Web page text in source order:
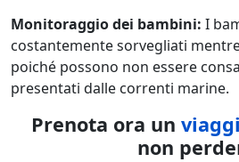
Monitoraggio dei bambini: I
costantemente sorvegliati
poiché possono non essere
presentati dalle correnti marine.
Prenota ora un
non